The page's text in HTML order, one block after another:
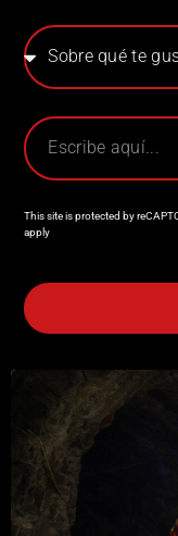
This site is protected by
apply